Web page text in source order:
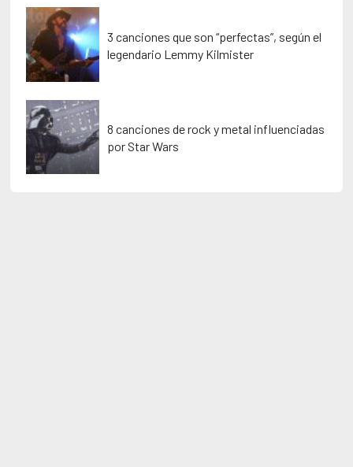
3 canciones que son “perfectas”, según el
legendario Lemmy Kilmister
8 canciones de rock y metal influenciadas
por Star Wars